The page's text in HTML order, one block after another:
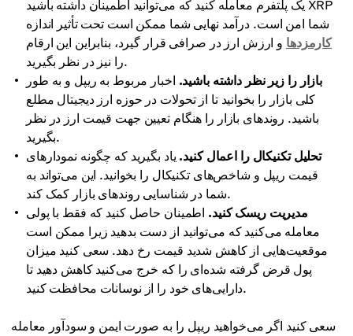
یک پلتفرم معامله کنید که می‌توانید اطمینان داشته باشید XRP
شما امن است. درآمد نهایی شما ممکن است تحت تأثیر اندازه
کارمزدها و ارزش ارز در صرافی قرار گیرد، بنابراین این ارقام
را نیز در نظر بگیرید.
بازار را زیر نظر داشته باشید. اخبار مربوط به ریپل و به طور
کلی بازار را بخوانید تا از تحولات در حوزه ارز دیجیتال مطلع
باشید. روندهای بازار را هنگام تعیین جهت قیمت ارز در نظر
بگیرید.
تحلیل تکنیکال را اعمال کنید. یاد بگیرید که چگونه نمودارهای
قیمت ریپل و شاخص‌های تکنیکال را بخوانید. این می‌تواند به
شما در شناسایی روندهای بازار کمک کند.
مدیریت ریسک کنید. اطمینان حاصل کنید که فقط با پولی
معامله می‌کنید که می‌توانید از دست بدهید زیرا ممکن است
موقعیت‌هایی از کاهش شدید قیمت رخ دهد. سعی کنید میزان
پول قرض گرفته شده‌ای را که خرج می‌کنید کاهش دهید تا
دارایی‌های خود را از نوسانات محافظت کنید.
سعی کنید اگر می‌خواهید ریپل را به صورت ایمن و سودآور معامله